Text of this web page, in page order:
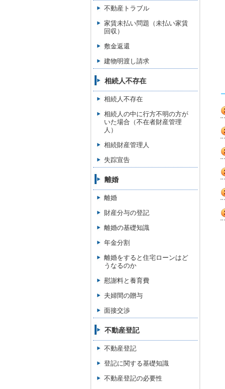
不動産トラブル
家賃未払い問題（未払い家賃
回収）
敷金返還
建物明渡し請求
相続人不存在
相続人不存在
相続人の中に行方不明の方が
いた場合（不在者財産管理
人）
相続財産管理人
失踪宣告
離婚
離婚
財産分与の登記
離婚の基礎知識
年金分割
離婚をすると住宅ローンはど
うなるのか
慰謝料と養育費
夫婦間の贈与
面接交渉
不動産登記
不動産登記
登記に関する基礎知識
不動産登記の必要性